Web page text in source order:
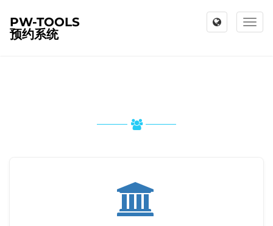
Toggle
PW-TOOLS
预约系统